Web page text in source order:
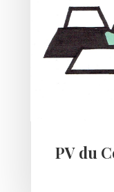
PV du